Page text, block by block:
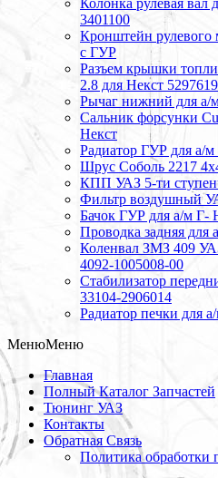
Колонка рулевая вал
3401100
Кронштейн рулевого
с ГУР
Разъем крышки
2.8 для Некст 5297619
Рычаг нижний для а/
Сальник форсунки
Некст
Радиатор ГУР для а/
Шрус Соболь 2217
КПП УАЗ 5-ти
Фильтр воздушный
Бачок ГУР для а/м Г-
Проводка задняя для
Коленвал ЗМЗ 409
4092-1005008-00
Стабилизатор
33104-2906014
Радиатор печки для
МенюМеню
Главная
Полный Каталог Запчастей
Тюнинг УАЗ
Контакты
Обратная Связь
Политика обработки